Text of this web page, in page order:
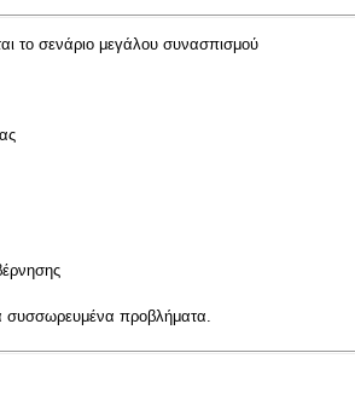
το σενάριο μεγάλου συνασπισμού
συσσωρευμένα προβλήματα.